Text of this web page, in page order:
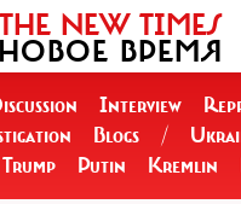
THE NEW TIMES
НОВОЕ ВРЕМЯ
Interview
Blogs /
Trump Putin Kremlin